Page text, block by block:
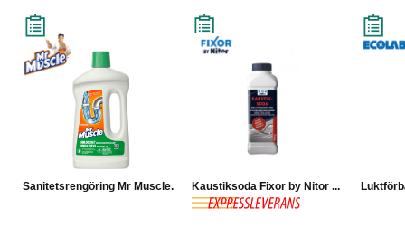
Sanitetsrengöring Mr Muscle... Kaustiksoda Fixor by Nitor ...